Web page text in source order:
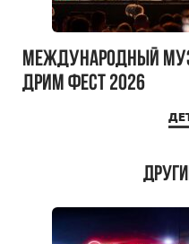
Международный
ДРИМ ФЕСТ 2026